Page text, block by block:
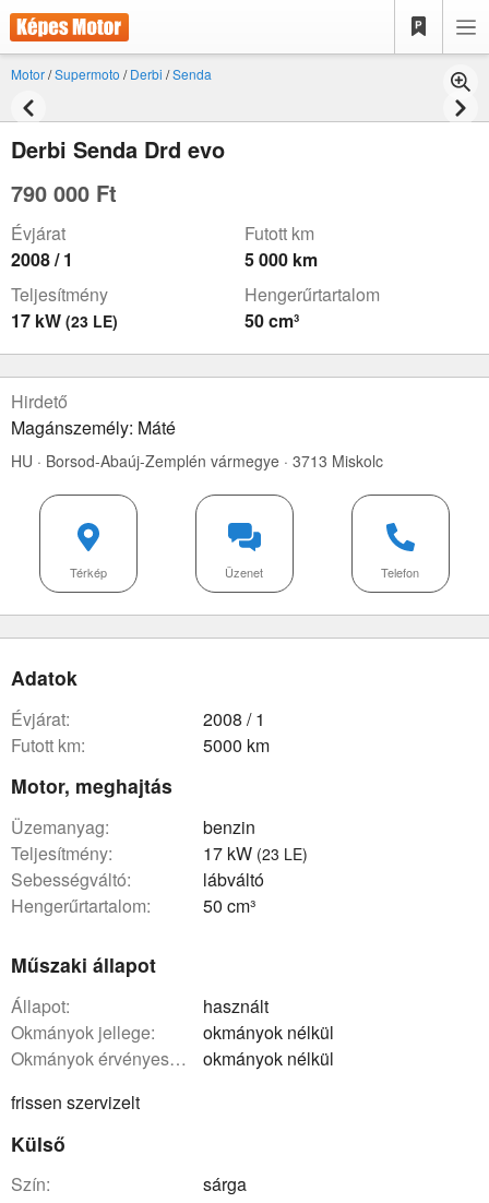
Motor/Supermoto /Derbi /Senda
Derbi Senda Drd evo
790 000 Ft
Évjárat
2008 / 1
Futott km
5 000 km
Teljesítmény
17 kW (23 LE)
Hengerűrtartalom
50 cm³
Hirdető
Magánszemély: Máté
HU · Borsod-Abaúj-Zemplén vármegye · 3713 Miskolc
Telefon
Üzenet
Térkép
Adatok
évjárat:
2008 / 1
futott km:
5000 km
Motor, meghajtás
üzemanyag:
benzin
teljesítmény:
17 kW (23 LE)
sebességváltó:
lábváltó
hengerűrtartalom:
50 cm³
Műszaki állapot
állapot:
használt
okmányok jellege:
okmányok nélkül
okmányok érvényessége:
okmányok nélkül
frissen szervizelt
Külső
szín: sárga